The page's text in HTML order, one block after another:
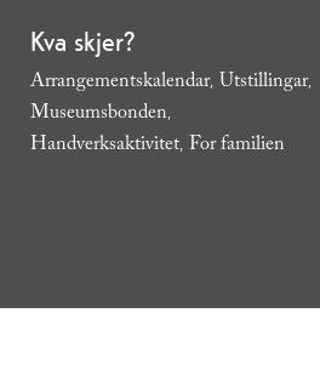
Kva skjer?
Arrangementskalendar, Utstillingar,
Museumsbonden,
Handverksaktivitet, For familien